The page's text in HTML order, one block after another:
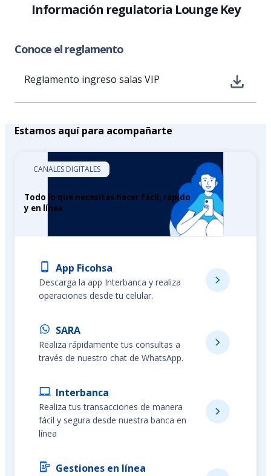
Información regulatoria Lounge Key
Conoce el reglamento
Reglamento ingreso salas VIP
Estamos aquí para acompañarte
CANALES DIGITALES
Todo lo que necesitas hacer fácil, rápido
y en línea
App Ficohsa
Descarga la app Interbanca y realiza
operaciones desde tu celular.
SARA
Realiza rápidamente tus consultas a
través de nuestro chat de WhatsApp.
Interbanca
Realiza tus transacciones de manera
fácil y segura desde nuestra banca en
línea
Gestiones en línea